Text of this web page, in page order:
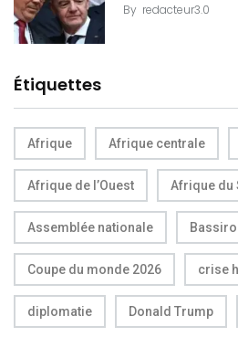
By redacteur3.0
Étiquettes
Afrique Afrique centrale
Afrique de l’Ouest Afrique du
Assemblée nationale
Coupe du monde 2026 crise
diplomatie Donald Trump